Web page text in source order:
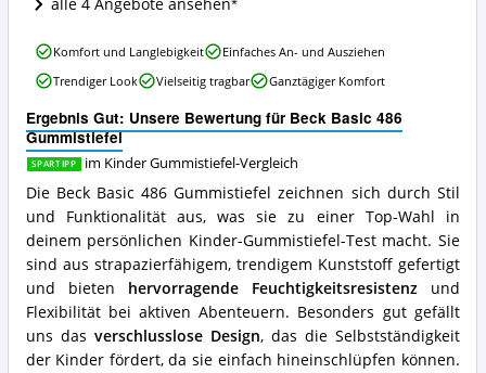
Gummistiefel
alle 4 Angebote ansehen
Ergebnis Gut: Unsere Bewertung für Beck Basic 486
Gummistiefel
SPARTIPP im Kinder Gummistiefel-Vergleich
Die Beck Basic 486 Gummistiefel zeichnen sich durch Stil
und Funktionalität aus, was sie zu einer Top-Wahl in
deinem persönlichen Kinder-Gummistiefel-Test macht. Sie
sind aus strapazierfähigem, trendigem Kunststoff gefertigt
und bieten hervorragende Feuchtigkeitsresistenzund
Flexibilität bei aktiven Abenteuern. Besonders gut gefällt
uns das verschlusslose Design, das die Selbstständigkeit
der Kinder fördert, da sie einfach hineinschlüpfen können.
Beck
Basic
486
Vorteile:
Was
spricht
für
diesen
Kinder
Gummistiefel?
Komfort und Langlebigkeit
Einfaches An- und Ausziehen
Trendiger Look
Vielseitig tragbar Ganztägiger Komfort